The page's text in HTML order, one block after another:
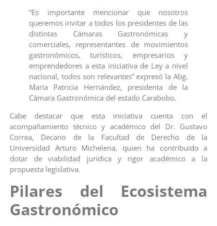
“Es importante mencionar que nosotros
queremos invitar a todos los presidentes de las
distintas Cámaras Gastronómicas y
comerciales, representantes de movimientos
gastronómicos, turísticos, empresarios y
emprendedores a esta iniciativa de Ley a nivel
nacional, todos son relevantes” expresó la Abg.
María Patricia Hernández, presidenta de la
Cámara Gastronómica del estado Carabobo.
Cabe destacar que esta iniciativa cuenta con el
acompañamiento técnico y académico del Dr. Gustavo
Correa, Decano de la Facultad de Derecho de la
Universidad Arturo Michelena, quien ha contribuido a
dotar de viabilidad jurídica y rigor académico a la
propuesta legislativa.
Pilares del Ecosistema
Gastronómico